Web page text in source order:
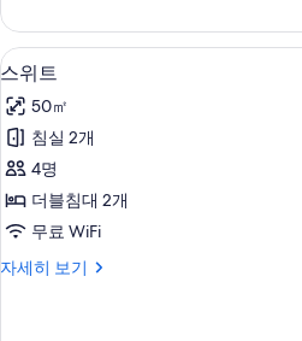
두
보
기
블
룸
자
히
보
기
스
위
트
사
진
모
보
스
4
스위트
50㎡
침실 2개
4명
더블침대 2개
무료 WiFi
자세히 보기
스